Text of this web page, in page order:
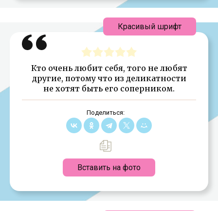
Кто очень любит себя, того не любят
другие, потому что из деликатности
не хотят быть его соперником.
Поделиться:
Вставить на фото
Красивый шрифт